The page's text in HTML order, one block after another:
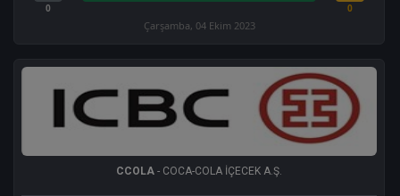
0 0
Çarşamba, 04 Ekim 2023
CCOLA - COCA-COLA İÇECEK A.Ş.